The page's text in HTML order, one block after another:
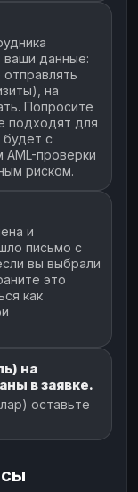
ваши данные:
на
Попросите
подходят для
с
AML-проверки
риском.
и
письмо с
вы выбрали
это
как
на
в заявке.
оставьте